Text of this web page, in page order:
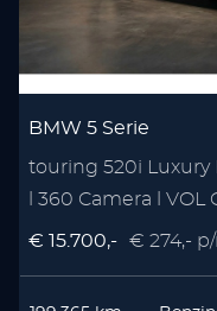
BMW 5 Serie
touring 520i Luxury
l 360 Camera l VOL
€ 15.700,- € 274,-